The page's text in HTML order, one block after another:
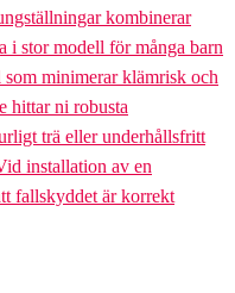
kombinerar
i stor modell för många barn
minimerar klämrisk och
hittar ni robusta
trä eller underhållsfritt
installation av en
fallskyddet är korrekt